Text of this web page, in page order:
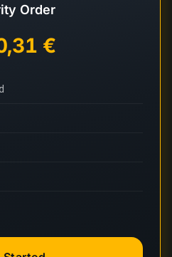
Order
€